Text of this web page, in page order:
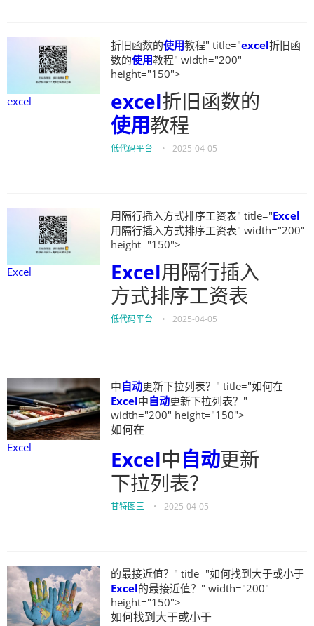
excel
折旧函数的使用教程" title="excel折旧函
数的使用教程" width="200"
height="150">
excel折旧函数的
使用教程
低代码平台 • 2025-04-05
Excel
用隔行插入方式排序工资表" title="Excel
用隔行插入方式排序工资表" width="200"
height="150">
Excel用隔行插入
方式排序工资表
低代码平台 • 2025-04-05
Excel
中自动更新下拉列表？" title="如何在
Excel中自动更新下拉列表？"
width="200" height="150">
如何在
Excel中自动更新
下拉列表？
甘特图三 • 2025-04-05
的最接近值？" title="如何找到大于或小于
Excel的最接近值？" width="200"
height="150">
如何找到大于或小于